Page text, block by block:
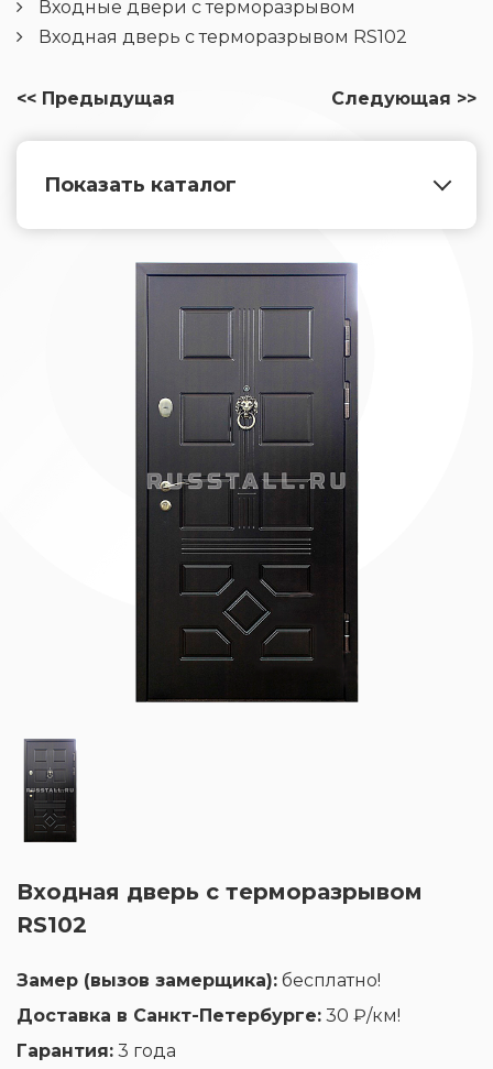
Входные двери с терморазрывом
Входная дверь с терморазрывом RS102
<< Предыдущая Следующая >>
Показать каталог
Входная дверь с терморазрывом
RS102
Замер (вызов замерщика): бесплатно!
Доставка в Санкт-Петербурге: 30 ₽/км!
Гарантия: 3 года